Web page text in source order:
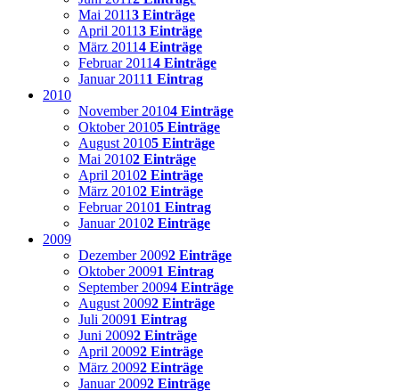
Mai 20113 Einträge
April 20113 Einträge
März 20114 Einträge
Februar 20114 Einträge
Januar 2011 1 Eintrag
2010
November 20104 Einträge
Oktober 20105 Einträge
August 20105 Einträge
Mai 20102 Einträge
April 20102 Einträge
März 20102 Einträge
Februar 20101 Eintrag
Januar 20102 Einträge
2009
Dezember 20092 Einträge
Oktober 20091 Eintrag
September 20094 Einträge
August 20092 Einträge
Juli 20091 Eintrag
Juni 20092 Einträge
April 20092 Einträge
März 20092 Einträge
Januar 20092 Einträge